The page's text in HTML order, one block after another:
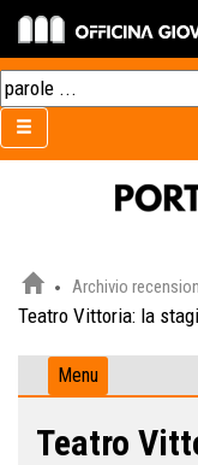
Archivio
Teatro Vittoria: la
Menu
Teatro